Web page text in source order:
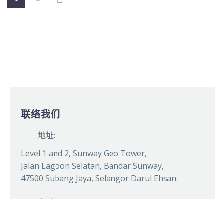
联络我们
地址:
Level 1 and 2, Sunway Geo Tower,
Jalan Lagoon Selatan, Bandar Sunway,
47500 Subang Jaya, Selangor Darul Ehsan.